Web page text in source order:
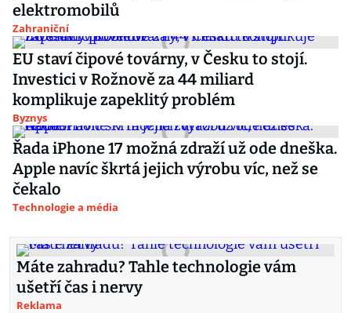
elektromobilů
Zahraniční
EU staví čipové továrny, v Česku to stojí.
Investici v Rožnově za 44 miliard
komplikuje zapeklitý problém
Byznys
Řada iPhone 17 možná zdraží už ode dneška.
Apple navíc škrtá jejich výrobu víc, než se
čekalo
Technologie a média
Máte zahradu? Tahle technologie vám
ušetří čas i nervy
Reklama